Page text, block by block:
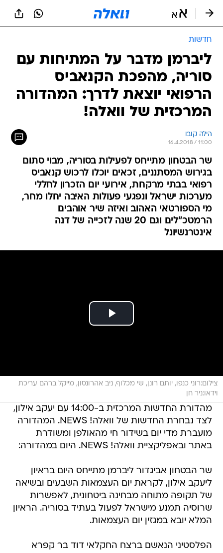
חדשות
ליברמן מדבר על המתיחות עם
סוריה, מהפכת הקנאביס
הרפואי יוצאת לדרך: המהדורה
המרכזית של וואלה!
הילה קובו
16.4.2018 / 11:00
שר הבטחון מתייחס לפעילות בסוריה, מבוי סתום
בגירוש המסתננים, זכאים יוכלו לרכוש קנאביס
רפואי בבתי מרקחת, אירועי יום הזכרון לחללי
מערכות ישראל ונפגעי פעולות האיבה יחלו מחר,
מי הספורטאי האהוב ואיזה שיר אוהבים
הרמטכ"לים וגם 20 שנה לזכייה של דנה
אינטרנשיונל
צילום:רוני כנפו, יותם רונן, שי מכלוף, ניב אהרונסון, מייקל ברהם עריכת
וידאו:ניר חן
מהדורת החדשות המרכזית ב-14:00 עם יעקב אילון,
לצד נבחרת החדשות של וואלה! NEWS. המהדורה
מועברת מדי יום בשידור חי מהאולפן ומשודרת
באתר ובאפליקציית וואלה! NEWS. היום במהדורה:
שר הבטחון אביגדור ליברמן מתייחס היום בראיון
ליעקב אילון, לקראת יום העצמאות השבעים ובשיאה
של תקופה מתוחה מבחינה ביטחונית, לאפשרות
שרוסיה תמנע מישראל לפעול בעתיד בסוריה. הראיון
המלא יובא במגזין יום העצמאות.
הפלסטיני הנאשם ברצח החקלאי דוד בר קפרא